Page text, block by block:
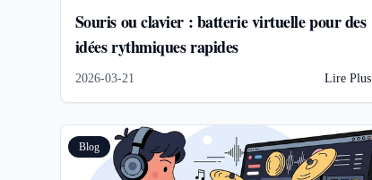
Souris ou clavier : batterie virtuelle pour des
idées rythmiques rapides
2026-03-21 Lire Plus
Blog